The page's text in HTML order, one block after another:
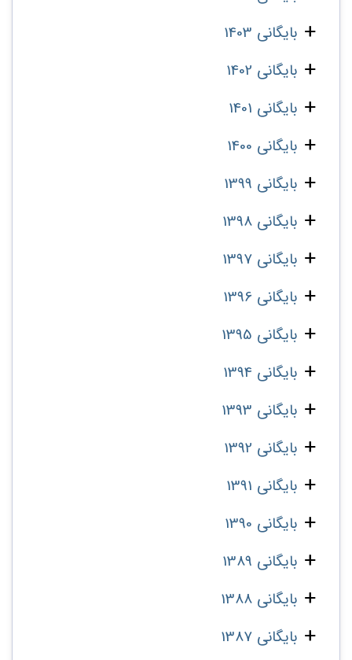
بایگانی 1403
بایگانی 1402
بایگانی 1401
بایگانی 1400
بایگانی 1399
بایگانی 1398
بایگانی 1397
بایگانی 1396
بایگانی 1395
بایگانی 1394
بایگانی 1393
بایگانی 1392
بایگانی 1391
بایگانی 1390
بایگانی 1389
بایگانی 1388
بایگانی 1387